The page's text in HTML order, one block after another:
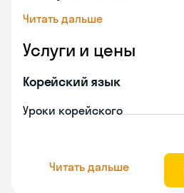
Читать дальше
Услуги и цены
Корейский язык
Уроки корейского
Читать дальше